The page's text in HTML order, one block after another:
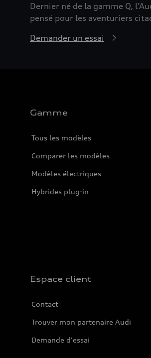
Dernier né de la gamme Q,
pensé pour les aventuriers
Demander un essai
Gamme
Tous les modèles
Comparer les modèles
Modèles électriques
Hybrides plug-in
Espace client
Contact
Trouver mon partenaire Audi
Demande d'essai